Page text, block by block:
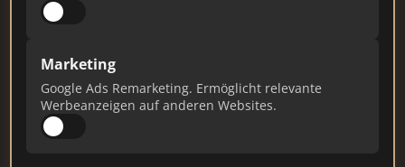
Marketing
Google Ads Remarketing. Ermöglicht relevante
Werbeanzeigen auf anderen Websites.
Stand: Juli 2026
#